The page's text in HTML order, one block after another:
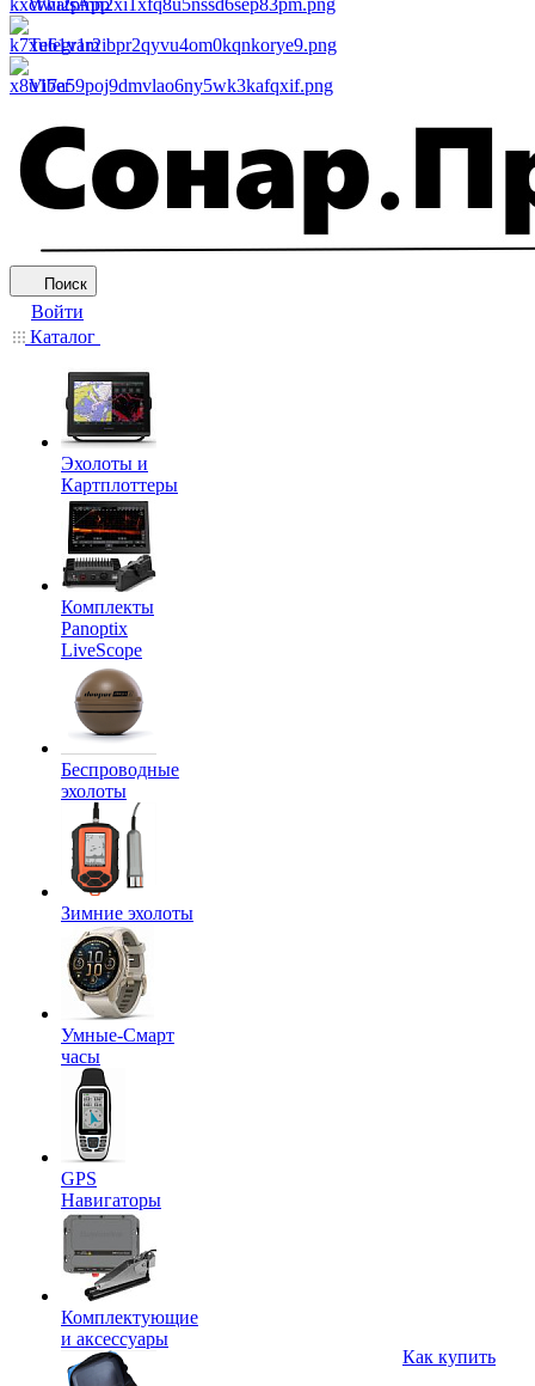
WhatsApp
Telegram
Viber
Поиск
Войти
Каталог
Эхолоты и
Картплоттеры
Комплекты
Panoptix
LiveScope
Беспроводные
эхолоты
Зимние эхолоты
Умные-Смарт
часы
GPS
Навигаторы
Комплектующие
и аксессуары
Как купить